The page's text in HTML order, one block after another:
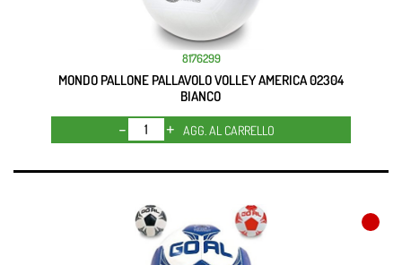
8176299
MONDO PALLONE PALLAVOLO VOLLEY AMERICA 02304
BIANCO
Quantità
AGG. AL CARRELLO